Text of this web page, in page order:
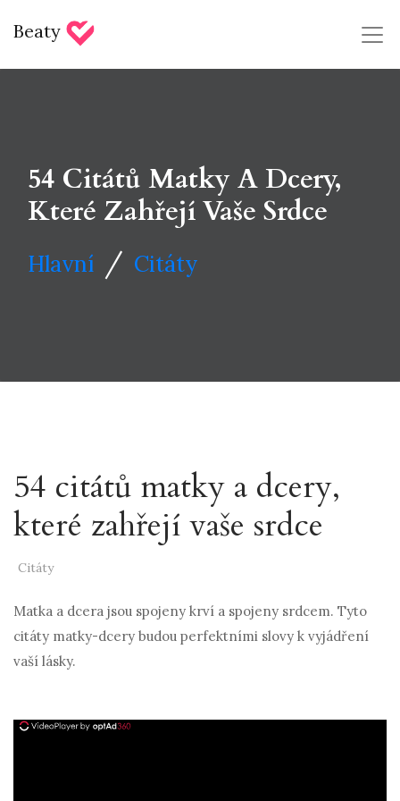
Beaty
54 Citátů Matky A Dcery,
Které Zahřejí Vaše Srdce
Hlavní / Citáty
54 citátů matky a dcery,
které zahřejí vaše srdce
Citáty
Matka a dcera jsou spojeny krví a spojeny srdcem. Tyto
citáty matky-dcery budou perfektními slovy k vyjádření
vaší lásky.